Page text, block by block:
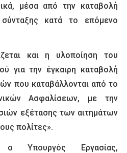
μέσα από την καταβολή
κατά το επόμενο
και η υλοποίηση του
για την έγκαιρη καταβολή
που καταβάλλονται από το
Ασφαλίσεων, με την
εξέτασης των αιτημάτων
πολίτες».
ο Υπουργός Εργασίας,